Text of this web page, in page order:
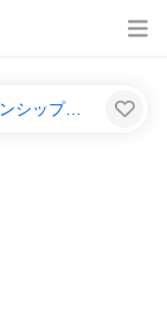
いわき市 観光業 合同企業説明会のインターンシップ＆キャリア一覧